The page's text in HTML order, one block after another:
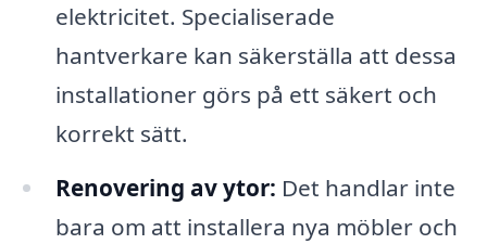
elektricitet. Specialiserade
hantverkare kan säkerställa att dessa
installationer görs på ett säkert och
korrekt sätt.
Renovering av ytor: Det handlar inte
bara om att installera nya möbler och